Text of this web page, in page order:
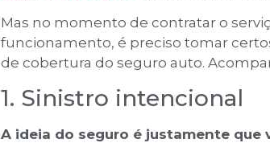
Mas no momento de contratar o
funcionamento, é preciso tomar
de cobertura do seguro auto.
1. Sinistro intencional
A ideia do seguro é justamente